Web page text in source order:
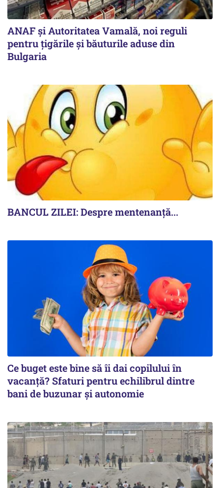
ANAF și Autoritatea Vamală, noi reguli
pentru țigările și băuturile aduse din
Bulgaria
BANCUL ZILEI: Despre mentenanță...
Ce buget este bine să îi dai copilului în
vacanță? Sfaturi pentru echilibrul dintre
bani de buzunar și autonomie